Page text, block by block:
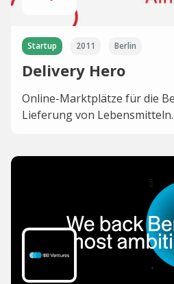
Startup 2011 Berlin
Delivery Hero
Online-Marktplätze für die
Lieferung von Lebensmitteln.